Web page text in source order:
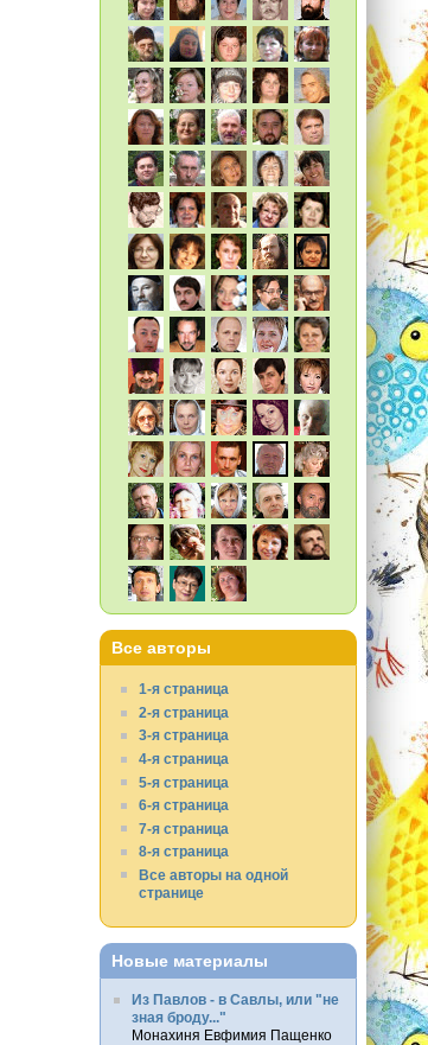
Все авторы
1-я страница
2-я страница
3-я страница
4-я страница
5-я страница
6-я страница
7-я страница
8-я страница
Все авторы на одной
странице
Новые материалы
Из Павлов - в Савлы, или "не
зная броду..."
Монахиня Евфимия Пащенко